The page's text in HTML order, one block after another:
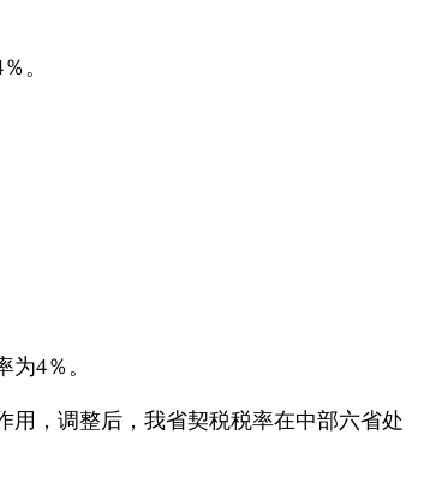
。
4％。
用，调整后，我省契税税率在中部六省处